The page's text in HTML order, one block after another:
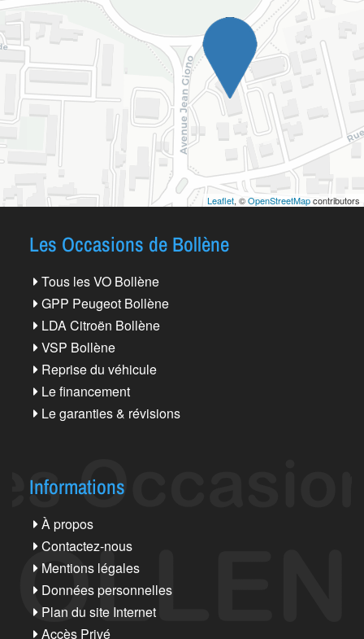
Leaflet, ©OpenStreetMapcontributors
Les Occasions de Bollène
Tous les VO Bollène
GPP Peugeot Bollène
LDA Citroën Bollène
VSP Bollène
Reprise du véhicule
Le financement
Le garanties & révisions
Informations
À propos
Contactez-nous
Mentions légales
Données personnelles
Plan du site Internet
Accès Privé